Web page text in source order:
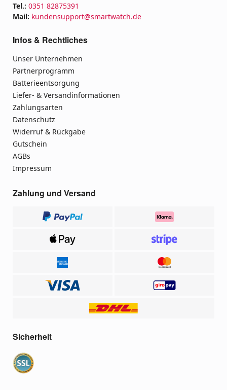
Tel.: 0351 82875391
Mail: kundensupport@smartwatch.de
Infos & Rechtliches
Unser Unternehmen
Partnerprogramm
Batterieentsorgung
Liefer- & Versandinformationen
Zahlungsarten
Datenschutz
Widerruf & Rückgabe
Gutschein
AGBs
Impressum
Zahlung und Versand
Sicherheit